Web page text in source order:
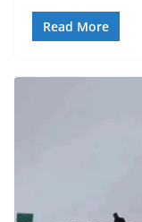
Read More